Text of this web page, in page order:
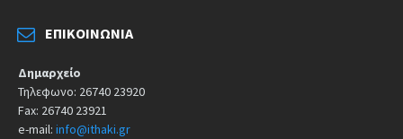
ΕΠΙΚΟΙΝΩΝΊΑ
Δημαρχείο
Τηλεφωνο: 26740 23920
Fax: 26740 23921
e-mail: info@ithaki.gr